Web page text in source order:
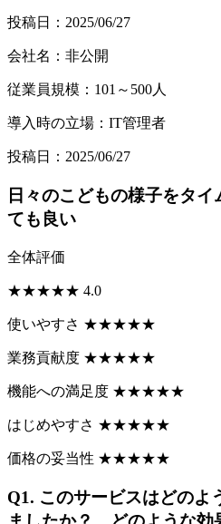
投稿日：2025/06/27
会社名：非公開
従業員規模：101～500人
導入時の立場：IT管理者
投稿日：2025/06/27
日々のこどもの様子をタ
ても良い
全体評価
★★★★★ 4.0
使いやすさ ★★★★★
業務貢献度 ★★★★★
機能への満足度 ★★★★★
はじめやすさ ★★★★★
価格の妥当性 ★★★★★
Q1. このサービスはどのよ